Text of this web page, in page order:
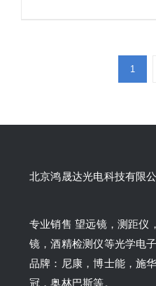
1
北京鸿晟达光电科技有限
专业销售 望远镜，测距仪
镜，酒精检测仪等光学电子
品牌：尼康，博士能，施
冠，奥林巴斯等。